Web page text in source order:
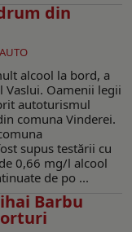
din
AUTO
alcool la bord, a
Vaslui. Oamenii legii
autoturismul
comuna Vinderei.
supus testării cu
0,66 mg/l alcool
de po ...
Barbu